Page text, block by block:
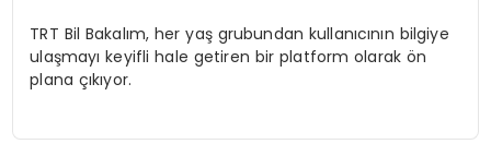
TRT Bil Bakalım, her yaş grubundan kullanıcının bilgiye
ulaşmayı keyifli hale getiren bir platform olarak ön
plana çıkıyor.